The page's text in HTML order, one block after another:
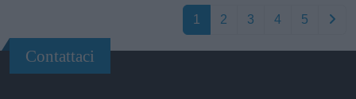
1 2 3 4 5
Contattaci